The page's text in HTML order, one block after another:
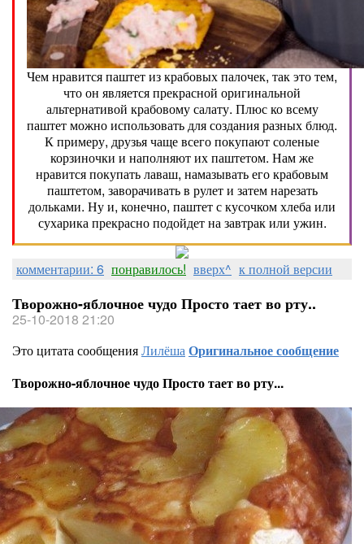
Чем нравится паштет из крабовых палочек, так это тем,
что он является прекрасной оригинальной
альтернативой крабовому салату. Плюс ко всему
паштет можно использовать для создания разных блюд.
К примеру, друзья чаще всего покупают соленые
корзиночки и наполняют их паштетом. Нам же
нравится покупать лаваш, намазывать его крабовым
паштетом, заворачивать в рулет и затем нарезать
дольками. Ну и, конечно, паштет с кусочком хлеба или
сухарика прекрасно подойдет на завтрак или ужин.
комментарии: 6 понравилось! вверх^ к полной версии
Творожно-яблочное чудо Просто тает во рту..
25-10-2018 21:20
Это цитата сообщенияЛилёшаОригинальное сообщение
Творожно-яблочное чудо Просто тает во рту...